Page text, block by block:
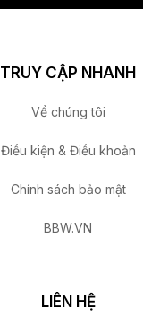
TRUY CẬP NHANH
Về chúng tôi
Điều kiện & Điều khoản
Chính sách bảo mật
BBW.VN
LIÊN HỆ